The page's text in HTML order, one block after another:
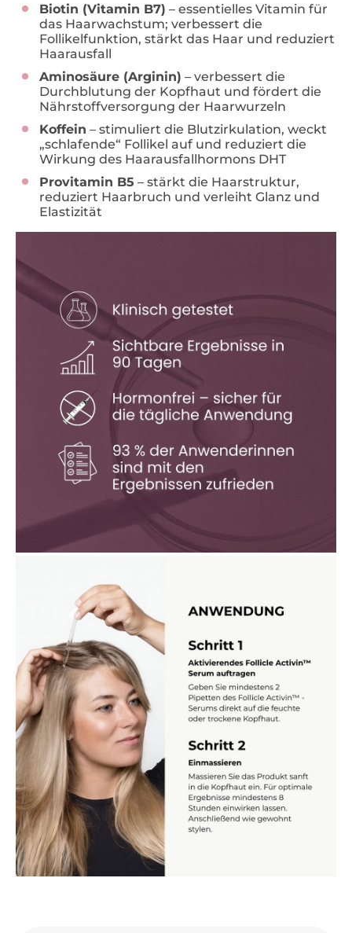
Biotin (Vitamin B7) – essentielles Vitamin für
das Haarwachstum; verbessert die
Follikelfunktion, stärkt das Haar und reduziert
Haarausfall
Aminosäure (Arginin) – verbessert die
Durchblutung der Kopfhaut und fördert die
Nährstoffversorgung der Haarwurzeln
Koffein – stimuliert die Blutzirkulation, weckt
„schlafende“ Follikel auf und reduziert die
Wirkung des Haarausfallhormons DHT
Provitamin B5 – stärkt die Haarstruktur,
reduziert Haarbruch und verleiht Glanz und
Elastizität